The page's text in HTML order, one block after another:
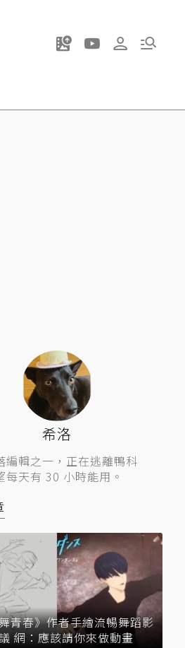
希洛
編輯之一，正在逃離鴨科
每天有 30 小時能用。
青春》作者手繪流暢舞蹈影
網：應該請你來做動畫